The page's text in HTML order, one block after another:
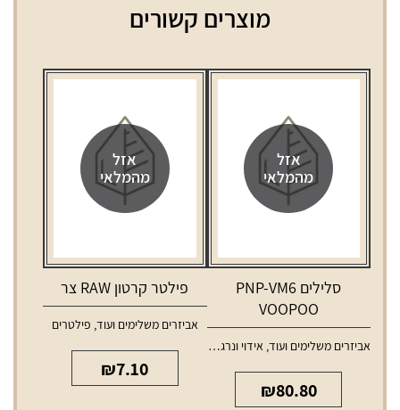
מוצרים קשורים
אזל
מהמלאי
סלילים PNP-VM6
VOOPOO
אביזרים משלימים ועוד, אידוי ונרגילות
₪80.80
אזל
מהמלאי
פילטר קרטון RAW צר
אביזרים משלימים ועוד, פילטרים
₪7.10